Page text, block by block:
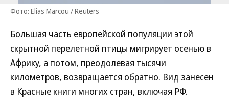
Фото: Elias Marcou / Reuters
Большая часть европейской популяции этой
скрытной перелетной птицы мигрирует осенью в
Африку, а потом, преодолевая тысячи
километров, возвращается обратно. Вид занесен
в Красные книги многих стран, включая РФ.